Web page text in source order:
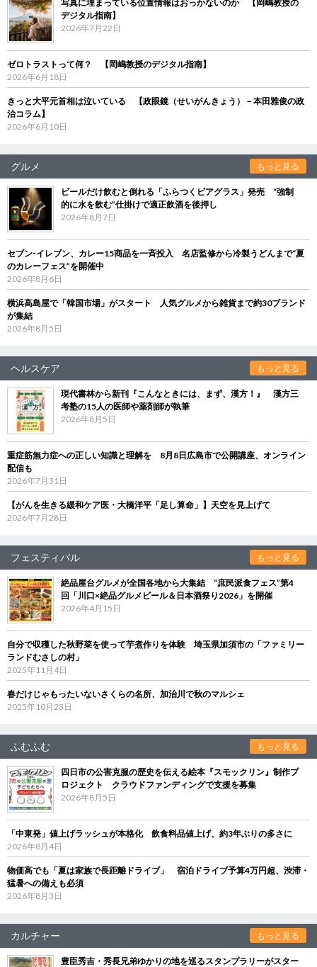
写真に埋まっている位置情報はおっかないのか 【岡嶋教授の
デジタル指南】
2026年7月22日
ゼロトラストって何？ 【岡嶋教授のデジタル指南】
2026年6月18日
きっと大平元首相は泣いている 【政眼鏡（せいがんきょう）－本田雅俊の政
治コラム】
2026年6月10日
グルメ もっと見る
ビールだけ飲むと倒れる「ふらつくビアグラス」発売 “強制
的に水を飲む”仕掛けで適正飲酒を後押し
2026年8月7日
セブン‐イレブン、カレー15商品を一斉投入 名店監修から冷製うどんまで“夏
のカレーフェス”を開催中
2026年8月6日
横浜高島屋で「韓国市場」がスタート 人気グルメから雑貨まで約30ブランド
が集結
2026年8月5日
ヘルスケア もっと見る
現代書林から新刊『こんなときには、まず、漢方！』 漢方三
考塾の15人の医師や薬剤師が執筆
2026年8月5日
重症筋無力症への正しい知識と理解を 8月8日広島市で公開講座、オンライン
配信も
2026年7月31日
【がんを生きる緩和ケア医・大橋洋平「足し算命」】天空を見上げて
2026年7月28日
フェスティバル もっと見る
絶品屋台グルメが全国各地から大集結 “庶民派食フェス”第4
回「川口×絶品グルメビール＆日本酒祭り2026」を開催
2026年4月15日
自分で収穫した秋野菜を使って芋煮作りを体験 埼玉県加須市の「ファミリー
ランドむさしの村」
2025年11月4日
春だけじゃもったいないさくらの名所、加治川で秋のマルシェ
2025年10月23日
ふむふむ もっと見る
四日市の公害克服の歴史を伝える絵本『スモックリン』制作プ
ロジェクト クラウドファンディングで支援を募集
2026年8月5日
「中東発」値上げラッシュが本格化 飲食料品値上げ、約3年ぶりの多さに
2026年8月4日
物価高でも「夏は家族で長距離ドライブ」 宿泊ドライブ予算4万円超、渋滞・
猛暑への備えも必須
2026年8月3日
カルチャー もっと見る
豊臣秀吉・秀長兄弟ゆかりの地を巡るスタンプラリーがスター